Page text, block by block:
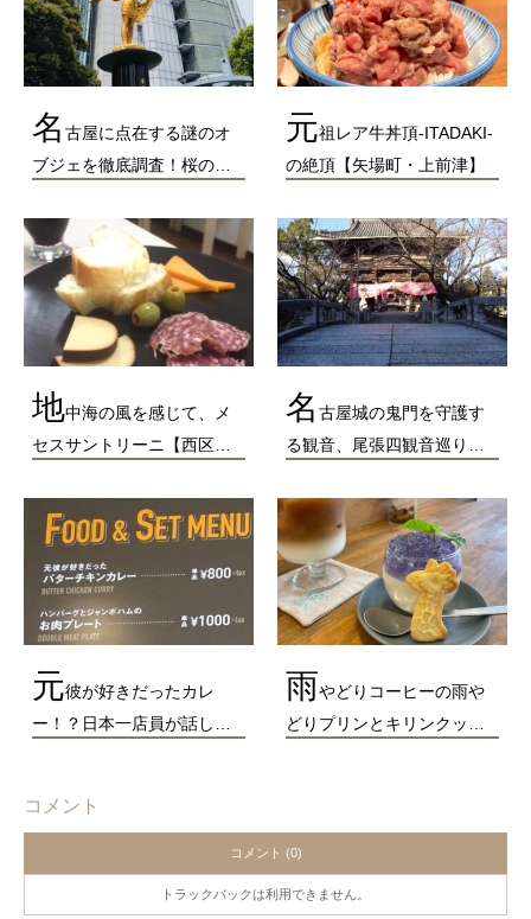
名 古屋に点在する謎のオ
ブジェを徹底調査！桜の…
元祖レア牛丼頂-ITADAKI-
の絶頂【矢場町・上前津】
地中海の風を感じて、メ
セスサントリーニ【西区…
名 古屋城の鬼門を守護す
る観音、尾張四観音巡り…
元彼が好きだったカレ
ー！？日本一店員が話し…
雨やどりコーヒーの雨や
どりプリンとキリンクッ…
コメント
コメント (0)
トラックバックは利用できません。